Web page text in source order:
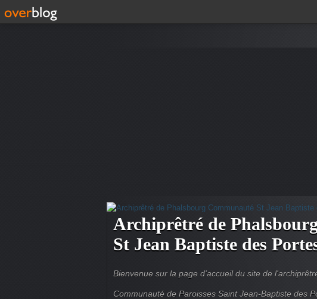
Archiprêtré de
St Jean Baptiste des
Bienvenue sur la page d'accueil du site de
Communauté de Paroisses Saint Jean-Baptiste des